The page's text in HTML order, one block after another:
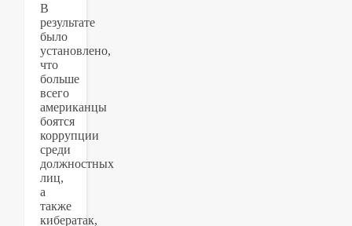
В
результате
было
установлено,
что
больше
всего
американцы
боятся
коррупции
среди
должностных
лиц,
а
также
кибератак,